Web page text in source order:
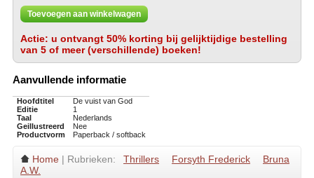
Toevoegen aan winkelwagen
Actie: u ontvangt 50% korting bij gelijktijdige bestelling
van 5 of meer (verschillende) boeken!
Aanvullende informatie
Hoofdtitel
De vuist van God
Editie
1
Taal
Nederlands
Geillustreerd
Nee
Productvorm
Paperback / softback
Home | Rubrieken: Thrillers Forsyth Frederick
Bruna
A.W.